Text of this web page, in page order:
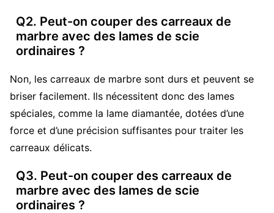
Q2. Peut-on couper des carreaux de
marbre avec des lames de scie
ordinaires ?
Non, les carreaux de marbre sont durs et peuvent se
briser facilement. Ils nécessitent donc des lames
spéciales, comme la lame diamantée, dotées d’une
force et d’une précision suffisantes pour traiter les
carreaux délicats.
Q3. Peut-on couper des carreaux de
marbre avec des lames de scie
ordinaires ?